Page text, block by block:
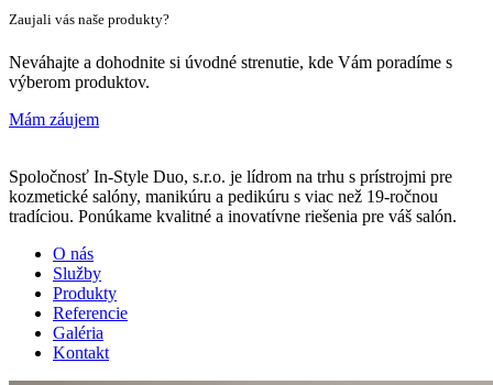
Zaujali vás naše produkty?
Neváhajte a dohodnite si úvodné strenutie, kde Vám poradíme s
výberom produktov.
Mám záujem
Spoločnosť In-Style Duo, s.r.o. je lídrom na trhu s prístrojmi pre
kozmetické salóny, manikúru a pedikúru s viac než 19-ročnou
tradíciou. Ponúkame kvalitné a inovatívne riešenia pre váš salón.
O nás
Služby
Produkty
Referencie
Galéria
Kontakt